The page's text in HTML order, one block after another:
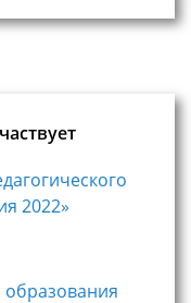
2022»
образования